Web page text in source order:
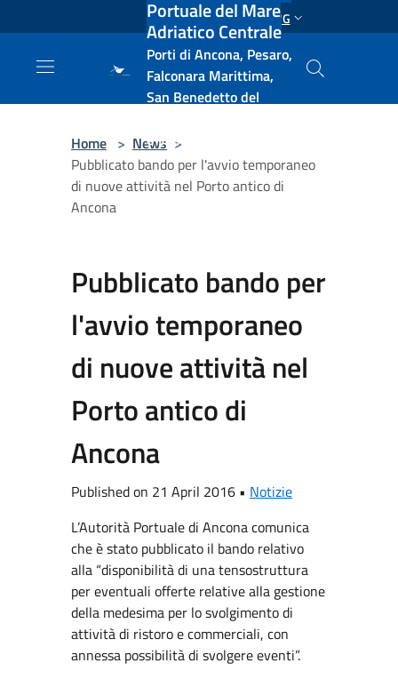
Salta al contenuto principale ENG
Portuale del Mare
Adriatico Centrale
Porti di Ancona, Pesaro,
Falconara Marittima,
San Benedetto del
e Vasto
Home > News >
Pubblicato bando per l'avvio temporaneo
di nuove attività nel Porto antico di
Ancona
Pubblicato bando per
l'avvio temporaneo
di nuove attività nel
Porto antico di
Ancona
Published on 21 April 2016 • Notizie
L’Autorità Portuale di Ancona comunica
che è stato pubblicato il bando relativo
alla “disponibilità di una tensostruttura
per eventuali offerte relative alla gestione
della medesima per lo svolgimento di
attività di ristoro e commerciali, con
annessa possibilità di svolgere eventi”.